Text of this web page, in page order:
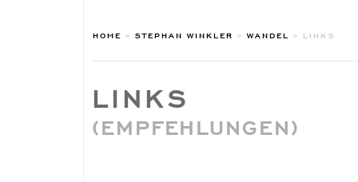
HOME » STEPHAN WINKLER »WANDEL » LINKS
LINKS
(EMPFEHLUNGEN)